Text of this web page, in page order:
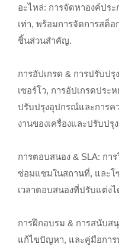
อะไหล่: การจัดหาองค์ปร
เท่า, พร้อมการจัดการสต็
ชิ้นส่วนสำคัญ.
การอัปเกรด & การปรับป
เซอร์โว, การอัปเกรดประ
ปรับปรุงอุปกรณ์และการค
งานของเครื่องและปรับปรุ
การตอบสนอง & SLA: กา
ซ่อมแซมในสถานที่, และโ
เวลาตอบสนองที่ปรับแต่ง
การฝึกอบรม & การสนับส
แก้ไขปัญหา, และคู่มือการ